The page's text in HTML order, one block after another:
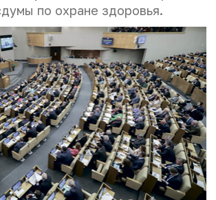
по охране здоровья.